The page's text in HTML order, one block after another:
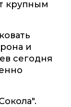
крупным
и
сегодня